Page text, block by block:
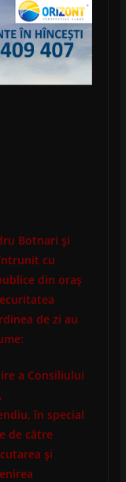
Botnari şi
cu
din oraş
de zi au
a Consiliului
în special
de către
şi